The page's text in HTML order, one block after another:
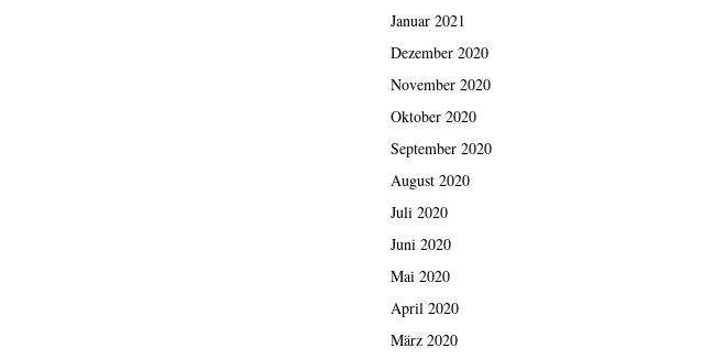
Januar 2021
Dezember 2020
November 2020
Oktober 2020
September 2020
August 2020
Juli 2020
Juni 2020
Mai 2020
April 2020
März 2020